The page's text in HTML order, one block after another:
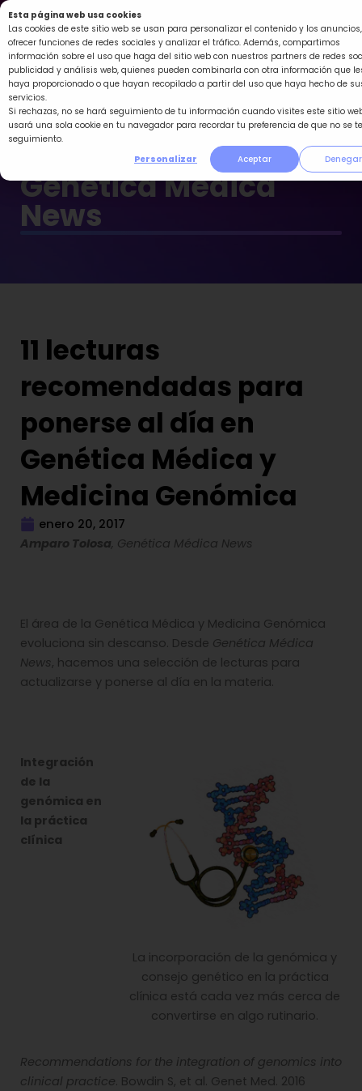
Esta página web usa cookies
Las cookies de este sitio web se usan para personalizar el contenido y los anuncios,
ofrecer funciones de redes sociales y analizar el tráfico. Además, compartimos
información sobre el uso que haga del sitio web con nuestros partners de redes
publicidad y análisis web, quienes pueden combinarla con otra información que
haya proporcionado o que hayan recopilado a partir del uso que haya hecho de
servicios.
Si rechazas, no se hará seguimiento de tu información cuando visites este sitio
usará una sola cookie en tu navegador para recordar tu preferencia de que no se
seguimiento.
Personalizar
Aceptar Denegar
Ir
al
contenido
Genética Médica
News
11 lecturas
recomendadas para
ponerse al día en
Genética Médica y
Medicina Genómica
enero 20, 2017
Amparo Tolosa, Genética Médica News
El área de la Genética Médica y Medicina Genómica
evoluciona sin descanso. Desde Genética Médica
News, hacemos una selección de lecturas para
actualizarse y ponerse al día en la materia.
La incorporación de la genómica y
consejo genético en la práctica
clínica está cada vez más cerca de
convertirse en algo rutinario.
Integración
de la
genómica en
la práctica
clínica
Recommendations for the integration of genomics into
clinical practice. Bowdin S, et al. Genet Med. 2016